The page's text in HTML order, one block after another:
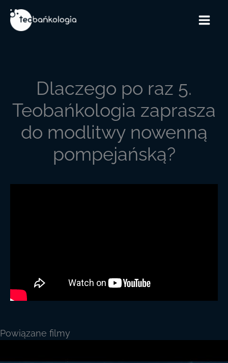
do
treści
Dlaczego po raz 5.
Teobańkologia zaprasza
do modlitwy nowenną
pompejańską?
Powiązane filmy